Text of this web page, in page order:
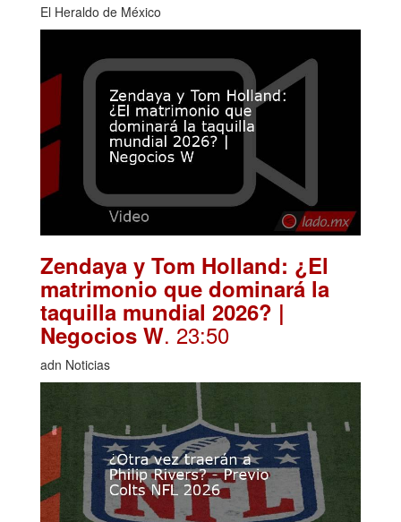
El Heraldo de México
Zendaya y Tom Holland: ¿El
matrimonio que dominará la
taquilla mundial 2026? |
Negocios W. 23:50
adn Noticias